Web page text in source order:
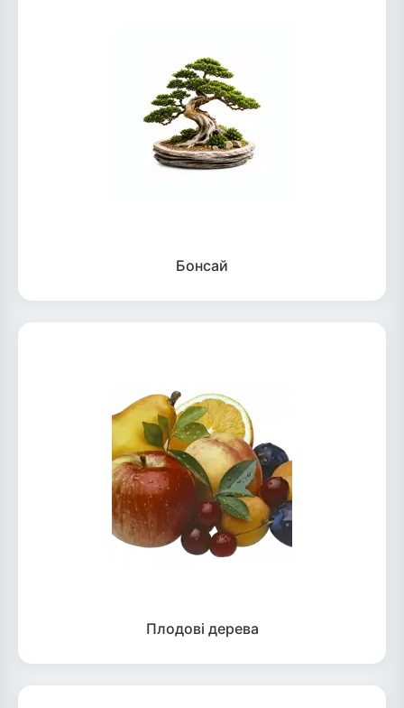
Бонсай
Плодові дерева